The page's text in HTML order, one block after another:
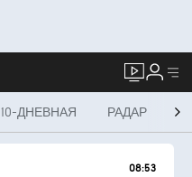
10-ДНЕВНАЯ РАДАР
08:53